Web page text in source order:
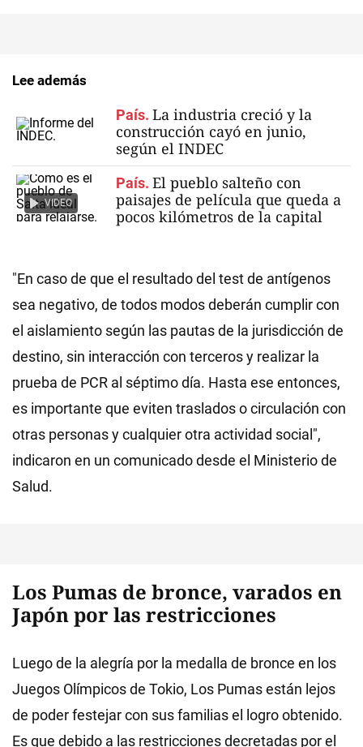
Lee además
País. La industria creció y la
construcción cayó en junio,
según el INDEC
VIDEO
País. El pueblo salteño con
paisajes de película que queda a
pocos kilómetros de la capital
"En caso de que el resultado del test de antígenos
sea negativo, de todos modos deberán cumplir con
el aislamiento según las pautas de la jurisdicción de
destino, sin interacción con terceros y realizar la
prueba de PCR al séptimo día. Hasta ese entonces,
es importante que eviten traslados o circulación con
otras personas y cualquier otra actividad social",
indicaron en un comunicado desde el Ministerio de
Salud.
Los Pumas de bronce, varados en
Japón por las restricciones
Luego de la alegría por la medalla de bronce en los
Juegos Olímpicos de Tokio, Los Pumas están lejos
de poder festejar con sus familias el logro obtenido.
Es que debido a las restricciones decretadas por el